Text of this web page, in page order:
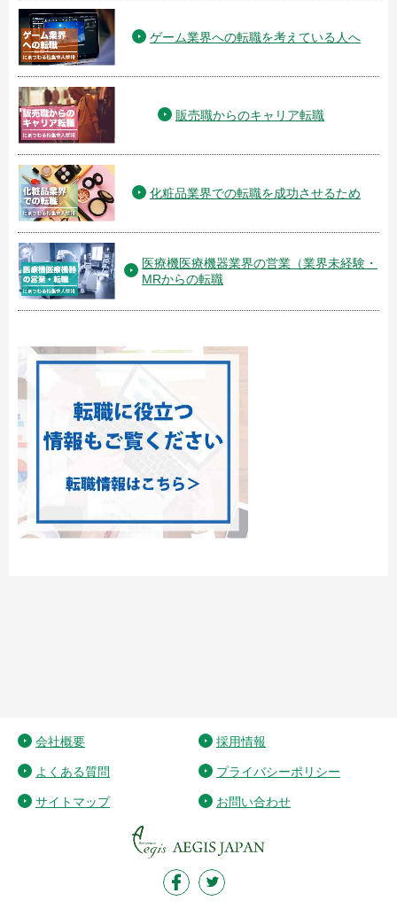
ゲーム業界への転職を考えている人へ
販売職からのキャリア転職
化粧品業界での転職を成功させるため
医療機医療機器業界の営業（業界未経験・
MRからの転職
会社概要 採用情報
よくある質問 プライバシーポリシー
サイトマップ お問い合わせ